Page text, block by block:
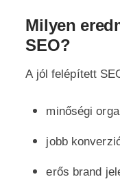
Milyen
SEO?
A jól felépített
minőségi
jobb
erős brand